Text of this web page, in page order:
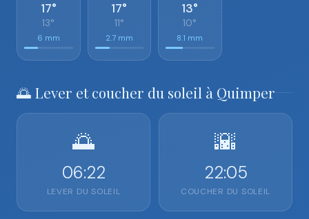
17°
13°
6 mm
17°
11°
2.7 mm
13°
10°
8.1 mm
🌅 Lever et coucher du soleil à Quimper
🌅
06:22
LEVER DU SOLEIL
🌇
22:05
COUCHER DU SOLEIL